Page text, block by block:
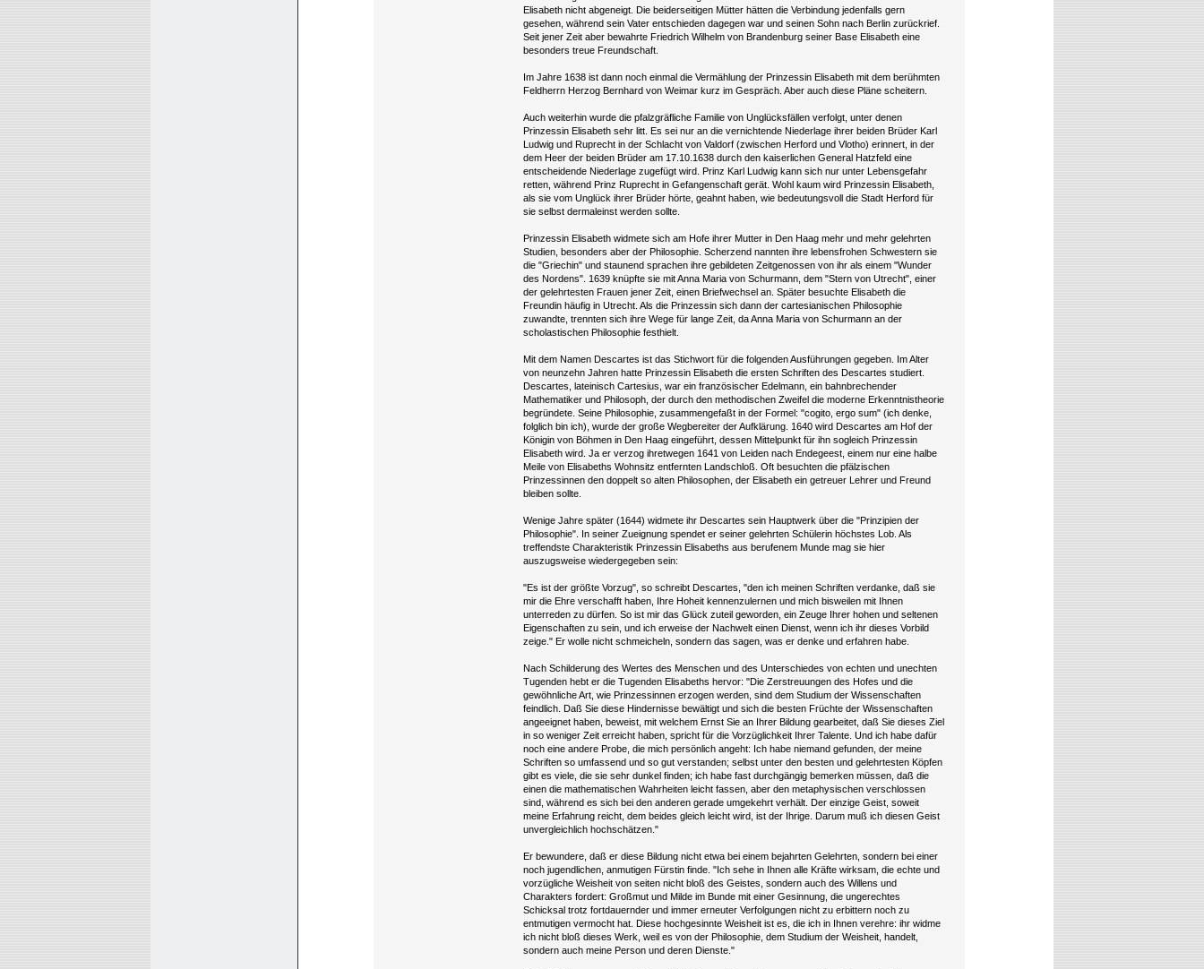
Elisabeth nicht abgeneigt. Die beiderseitigen Mütter hätten die Verbindung jedenfalls gern
gesehen, während sein Vater entschieden dagegen war und seinen Sohn nach Berlin zurückrief.
Seit jener Zeit aber bewahrte Friedrich Wilhelm von Brandenburg seiner Base Elisabeth eine
besonders treue Freundschaft.
Im Jahre 1638 ist dann noch einmal die Vermählung der Prinzessin Elisabeth mit dem berühmten
Feldherrn Herzog Bernhard von Weimar kurz im Gespräch. Aber auch diese Pläne scheitern.
Auch weiterhin wurde die pfalzgräfliche Familie von Unglücksfällen verfolgt, unter denen
Prinzessin Elisabeth sehr litt. Es sei nur an die vernichtende Niederlage ihrer beiden Brüder Karl
Ludwig und Ruprecht in der Schlacht von Valdorf (zwischen Herford und Vlotho) erinnert, in der
dem Heer der beiden Brüder am 17.10.1638 durch den kaiserlichen General Hatzfeld eine
entscheidende Niederlage zugefügt wird. Prinz Karl Ludwig kann sich nur unter Lebensgefahr
retten, während Prinz Ruprecht in Gefangenschaft gerät. Wohl kaum wird Prinzessin Elisabeth,
als sie vom Unglück ihrer Brüder hörte, geahnt haben, wie bedeutungsvoll die Stadt Herford für
sie selbst dermaleinst werden sollte.
Prinzessin Elisabeth widmete sich am Hofe ihrer Mutter in Den Haag mehr und mehr gelehrten
Studien, besonders aber der Philosophie. Scherzend nannten ihre lebensfrohen Schwestern sie
die "Griechin" und staunend sprachen ihre gebildeten Zeitgenossen von ihr als einem "Wunder
des Nordens". 1639 knüpfte sie mit Anna Maria von Schurmann, dem "Stern von Utrecht", einer
der gelehrtesten Frauen jener Zeit, einen Briefwechsel an. Später besuchte Elisabeth die
Freundin häufig in Utrecht. Als die Prinzessin sich dann der cartesianischen Philosophie
zuwandte, trennten sich ihre Wege für lange Zeit, da Anna Maria von Schurmann an der
scholastischen Philosophie festhielt.
Mit dem Namen Descartes ist das Stichwort für die folgenden Ausführungen gegeben. Im Alter
von neunzehn Jahren hatte Prinzessin Elisabeth die ersten Schriften des Descartes studiert.
Descartes, lateinisch Cartesius, war ein französischer Edelmann, ein bahnbrechender
Mathematiker und Philosoph, der durch den methodischen Zweifel die moderne Erkenntnistheorie
begründete. Seine Philosophie, zusammengefaßt in der Formel: "cogito, ergo sum" (ich denke,
folglich bin ich), wurde der große Wegbereiter der Aufklärung. 1640 wird Descartes am Hof der
Königin von Böhmen in Den Haag eingeführt, dessen Mittelpunkt für ihn sogleich Prinzessin
Elisabeth wird. Ja er verzog ihretwegen 1641 von Leiden nach Endegeest, einem nur eine halbe
Meile von Elisabeths Wohnsitz entfernten Landschloß. Oft besuchten die pfälzischen
Prinzessinnen den doppelt so alten Philosophen, der Elisabeth ein getreuer Lehrer und Freund
bleiben sollte.
Wenige Jahre später (1644) widmete ihr Descartes sein Hauptwerk über die "Prinzipien der
Philosophie". In seiner Zueignung spendet er seiner gelehrten Schülerin höchstes Lob. Als
treffendste Charakteristik Prinzessin Elisabeths aus berufenem Munde mag sie hier
auszugsweise wiedergegeben sein:
"Es ist der größte Vorzug", so schreibt Descartes, "den ich meinen Schriften verdanke, daß sie
mir die Ehre verschafft haben, Ihre Hoheit kennenzulernen und mich bisweilen mit Ihnen
unterreden zu dürfen. So ist mir das Glück zuteil geworden, ein Zeuge Ihrer hohen und seltenen
Eigenschaften zu sein, und ich erweise der Nachwelt einen Dienst, wenn ich ihr dieses Vorbild
zeige." Er wolle nicht schmeicheln, sondern das sagen, was er denke und erfahren habe.
Nach Schilderung des Wertes des Menschen und des Unterschiedes von echten und unechten
Tugenden hebt er die Tugenden Elisabeths hervor: "Die Zerstreuungen des Hofes und die
gewöhnliche Art, wie Prinzessinnen erzogen werden, sind dem Studium der Wissenschaften
feindlich. Daß Sie diese Hindernisse bewältigt und sich die besten Früchte der Wissenschaften
angeeignet haben, beweist, mit welchem Ernst Sie an Ihrer Bildung gearbeitet, daß Sie dieses Ziel
in so weniger Zeit erreicht haben, spricht für die Vorzüglichkeit Ihrer Talente. Und ich habe dafür
noch eine andere Probe, die mich persönlich angeht: Ich habe niemand gefunden, der meine
Schriften so umfassend und so gut verstanden; selbst unter den besten und gelehrtesten Köpfen
gibt es viele, die sie sehr dunkel finden; ich habe fast durchgängig bemerken müssen, daß die
einen die mathematischen Wahrheiten leicht fassen, aber den metaphysischen verschlossen
sind, während es sich bei den anderen gerade umgekehrt verhält. Der einzige Geist, soweit
meine Erfahrung reicht, dem beides gleich leicht wird, ist der Ihrige. Darum muß ich diesen Geist
unvergleichlich hochschätzen."
Er bewundere, daß er diese Bildung nicht etwa bei einem bejahrten Gelehrten, sondern bei einer
noch jugendlichen, anmutigen Fürstin finde. "Ich sehe in Ihnen alle Kräfte wirksam, die echte und
vorzügliche Weisheit von seiten nicht bloß des Geistes, sondern auch des Willens und
Charakters fordert: Großmut und Milde im Bunde mit einer Gesinnung, die ungerechtes
Schicksal trotz fortdauernder und immer erneuter Verfolgungen nicht zu erbittern noch zu
entmutigen vermocht hat. Diese hochgesinnte Weisheit ist es, die ich in Ihnen verehre: ihr widme
ich nicht bloß dieses Werk, weil es von der Philosophie, dem Studium der Weisheit, handelt,
sondern auch meine Person und deren Dienste."